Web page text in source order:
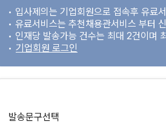
• 입사제의는 기업회원으로 접속후 유료
• 유료서비스는 추천채용관서비스 부터
• 인재당 발송가능 건수는 최대 2건이며
• 기업회원 로그인
발송문구선택